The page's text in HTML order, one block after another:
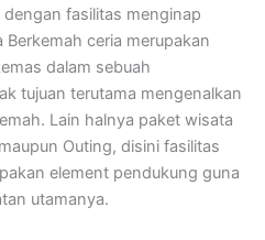
fasilitas menginap
ceria merupakan
dalam sebuah
tujuan terutama mengenalkan
Lain halnya paket wisata
Outing, disini fasilitas
element pendukung guna
utamanya.